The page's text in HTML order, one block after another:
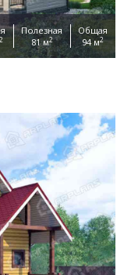
2
Полезная
81 м2
Общая
94 м2